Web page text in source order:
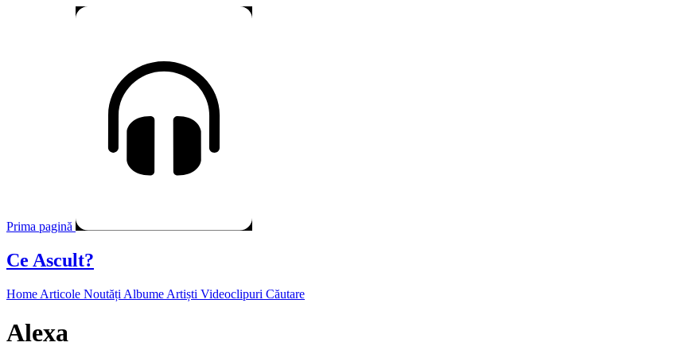
Prima pagină
Ce Ascult?
Home Articole Noutăți Albume Artiști Videoclipuri Căutare
Alexa